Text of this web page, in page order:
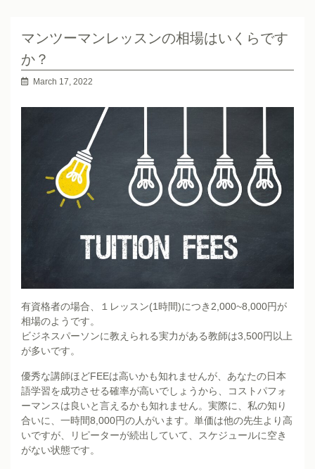
マンツーマンレッスンの相場はいくらです
か？
March 17, 2022
有資格者の場合、１レッスン(1時間)につき2,000~8,000円が
相場のようです。
ビジネスパーソンに教えられる実力がある教師は3,500円以上
が多いです。
優秀な講師ほどFEEは高いかも知れませんが、あなたの日本
語学習を成功させる確率が高いでしょうから、コストパフォ
ーマンスは良いと言えるかも知れません。実際に、私の知り
合いに、一時間8,000円の人がいます。単価は他の先生より高
いですが、リピーターが続出していて、スケジュールに空き
がない状態です。